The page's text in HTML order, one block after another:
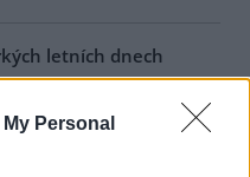
Personal
letních dnech
Rekordní návštěvnost mají v